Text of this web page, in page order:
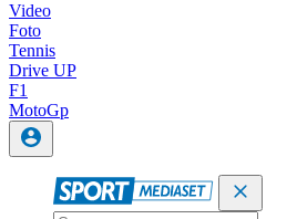
Video
Foto
Tennis
Drive UP
F1
MotoGp